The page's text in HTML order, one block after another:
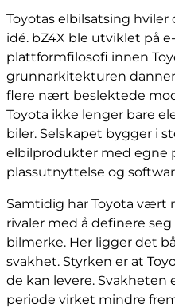
Toyotas elbilsatsing
idé. bZ4X ble utviklet på
plattformfilosofi innen
grunnarkitekturen
flere nært beslektede
Toyota ikke lenger bare
biler. Selskapet bygger i
elbilprodukter med egne
plassutnyttelse og
Samtidig har Toyota vært
rivaler med å definere
bilmerke. Her ligger det
svakhet. Styrken er at
de kan levere. Svakheten
periode virket mindre